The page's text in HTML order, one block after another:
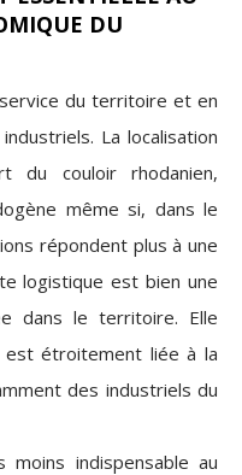
DU
du territoire et en
La localisation
du couloir rhodanien,
même si, dans le
répondent plus à une
logistique est bien une
dans le territoire. Elle
étroitement liée à la
des industriels du
moins indispensable au